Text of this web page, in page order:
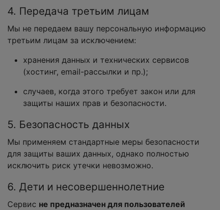
4. Передача третьим лицам
Мы не передаем вашу персональную информацию
третьим лицам за исключением:
хранения данных и технических сервисов
(хостинг, email-рассылки и пр.);
случаев, когда этого требует закон или для
защиты наших прав и безопасности.
5. Безопасность данных
Мы применяем стандартные меры безопасности
для защиты ваших данных, однако полностью
исключить риск утечки невозможно.
6. Дети и несовершеннолетние
Сервис не предназначен для пользователей